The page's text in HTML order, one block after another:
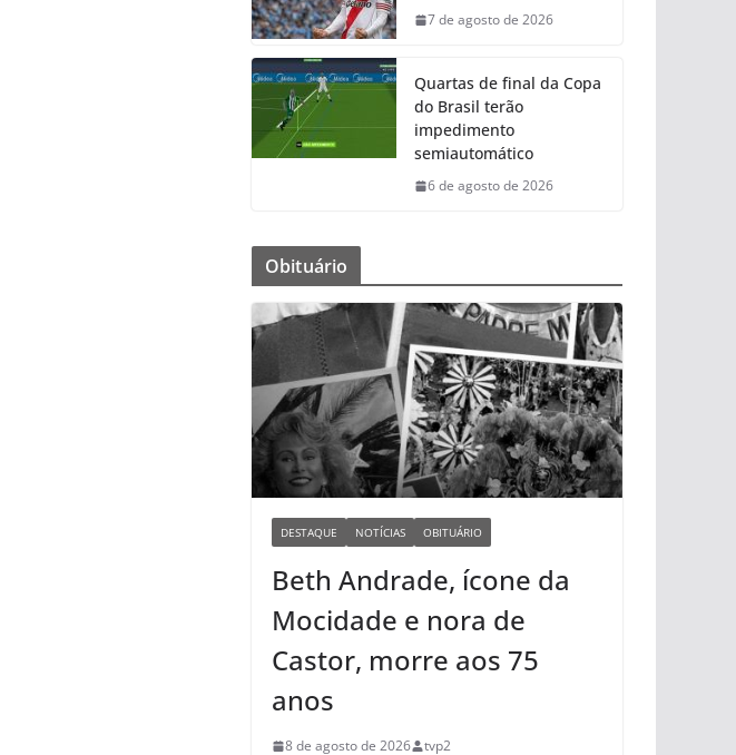
7 de agosto de 2026
Quartas de final da Copa
do Brasil terão
impedimento
semiautomático
6 de agosto de 2026
Obituário
DESTAQUE NOTÍCIAS OBITUÁRIO
Beth Andrade, ícone da
Mocidade e nora de
Castor, morre aos 75
anos
8 de agosto de 2026 tvp2